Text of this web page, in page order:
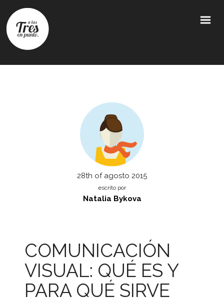
28th of agosto 2015
escrito por
Natalia Bykova
COMUNICACIÓN
VISUAL: QUÉ ES Y
PARA QUÉ SIRVE